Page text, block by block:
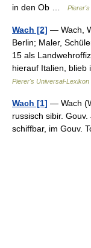
in den Ob …
Wach [2] — Wach,
Berlin; Maler,
15 als
hierauf Italien,
Pierer's Universal-Lexikon
Wach [1] — Wach
russisch sibir.
schiffbar, im Gouv.